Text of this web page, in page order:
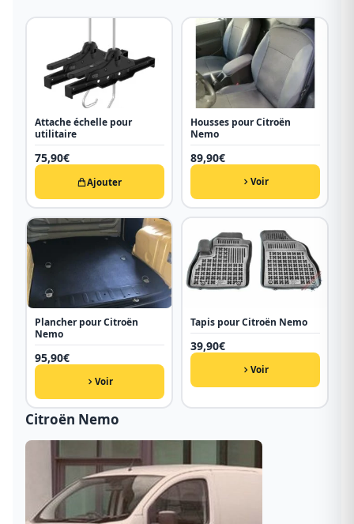
Attache échelle pour
utilitaire
75,90€
Ajouter
Housses pour Citroën
Nemo
89,90€
Voir
Plancher pour Citroën
Nemo
95,90€
Voir
Tapis pour Citroën Nemo
39,90€
Voir
Citroën Nemo